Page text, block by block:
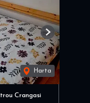
Harta
Next
Crangasi